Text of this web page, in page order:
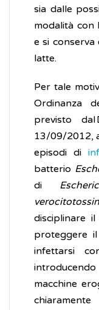
sia dalle
modalità con
e si conserva
latte.
Per tale
Ordinanza
previsto
13/09/2012,
episodi di
batterio
di
disciplinare
proteggere
infettarsi
macchine